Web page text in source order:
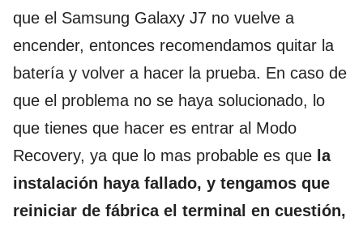
que el Samsung Galaxy J7 no vuelve a
encender, entonces recomendamos quitar la
batería y volver a hacer la prueba. En caso de
que el problema no se haya solucionado, lo
que tienes que hacer es entrar al Modo
Recovery, ya que lo mas probable es que la
instalación haya fallado, y tengamos que
reiniciar de fábrica el terminal en cuestión,